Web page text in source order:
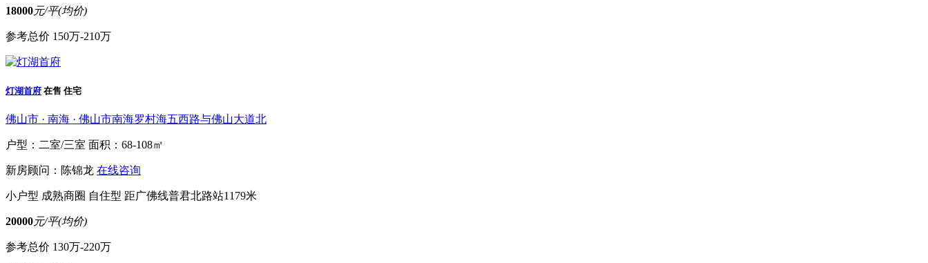
18000元/平(均价)
参考总价 150万-210万
灯湖首府 在售 住宅
佛山市 · 南海 · 佛山市南海罗村海五西路与佛山大道北
户型：二室/三室 面积：68-108㎡
新房顾问：陈锦龙 在线咨询
小户型 成熟商圈 自住型 距广佛线普君北路站1179米
20000元/平(均价)
参考总价 130万-220万